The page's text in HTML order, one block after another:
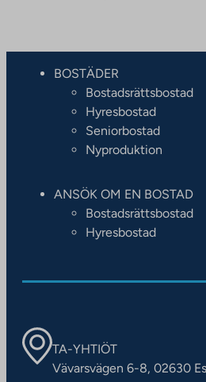
BOSTÄDER
Bostadsrättsbostad
Hyresbostad
Seniorbostad
Nyproduktion
ANSÖK OM EN BOSTAD
Bostadsrättsbostad
Hyresbostad
TA-YHTIÖT
Vävarsvägen 6-8, 02630